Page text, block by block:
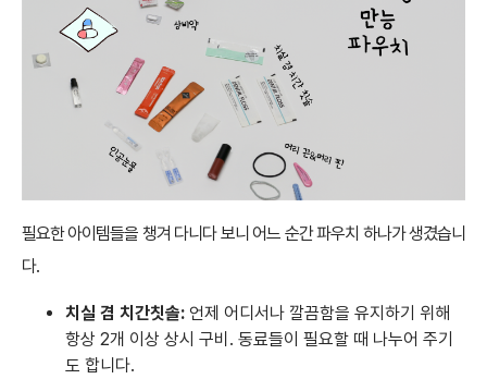
필요한 아이템들을 챙겨 다니다 보니 어느 순간 파우치 하나가 생겼습니
다.
치실 겸 치간칫솔: 언제 어디서나 깔끔함을 유지하기 위해
항상 2개 이상 상시 구비. 동료들이 필요할 때 나누어 주기
도 합니다.